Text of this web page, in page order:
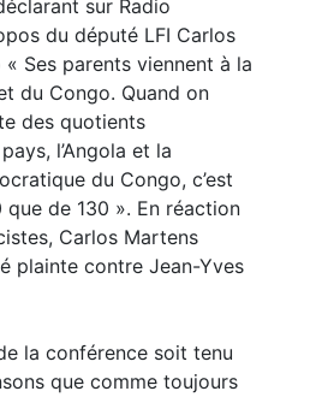
sur Radio
du député LFI Carlos
Ses parents viennent à la
du Congo. Quand on
des quotients
l’Angola et la
du Congo, c’est
que de 130 ». En réaction
Carlos Martens
plainte contre Jean-Yves
la conférence soit tenu
que comme toujours